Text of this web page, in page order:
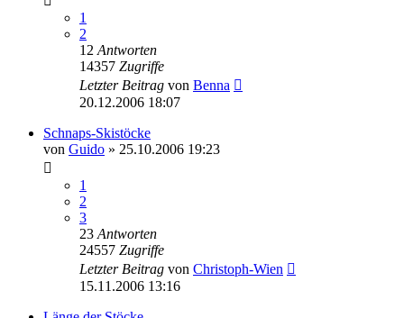
1
2
12 Antworten
14357 Zugriffe
Letzter Beitrag von Benna
20.12.2006 18:07
Schnaps-Skistöcke
von Guido » 25.10.2006 19:23
1
2
3
23 Antworten
24557 Zugriffe
Letzter Beitrag von Christoph-Wien
15.11.2006 13:16